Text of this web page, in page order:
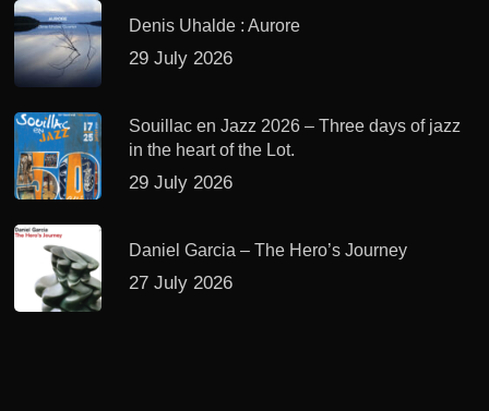
Denis Uhalde : Aurore
29 July 2026
Souillac en Jazz 2026 – Three days of jazz
in the heart of the Lot.
29 July 2026
Daniel Garcia – The Hero’s Journey
27 July 2026